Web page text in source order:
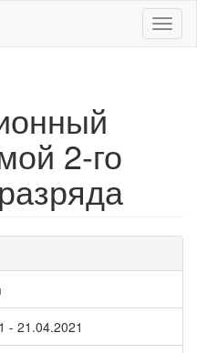
2-го
- 21.04.2021